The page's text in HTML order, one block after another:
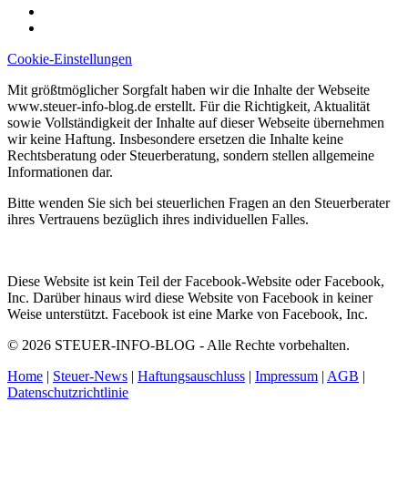
Cookie-Einstellungen
Mit größtmöglicher Sorgfalt haben wir die Inhalte der Webseite
www.steuer-info-blog.de erstellt. Für die Richtigkeit, Aktualität
sowie Vollständigkeit der Inhalte auf dieser Webseite übernehmen
wir keine Haftung. Insbesondere ersetzen die Inhalte keine
Rechtsberatung oder Steuerberatung, sondern stellen allgemeine
Informationen dar.
Bitte wenden Sie sich bei steuerlichen Fragen an den Steuerberater
ihres Vertrauens bezüglich ihres individuellen Falles.
Diese Website ist kein Teil der Facebook-Website oder Facebook,
Inc. Darüber hinaus wird diese Website von Facebook in keiner
Weise unterstützt. Facebook ist eine Marke von Facebook, Inc.
© 2026 STEUER-INFO-BLOG - Alle Rechte vorbehalten.
Home | Steuer-News | Haftungsauschluss | Impressum | AGB |
Datenschutzrichtlinie